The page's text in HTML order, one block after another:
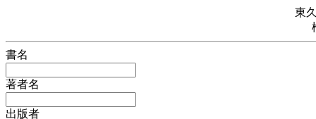
東
書名
著者名
出版者